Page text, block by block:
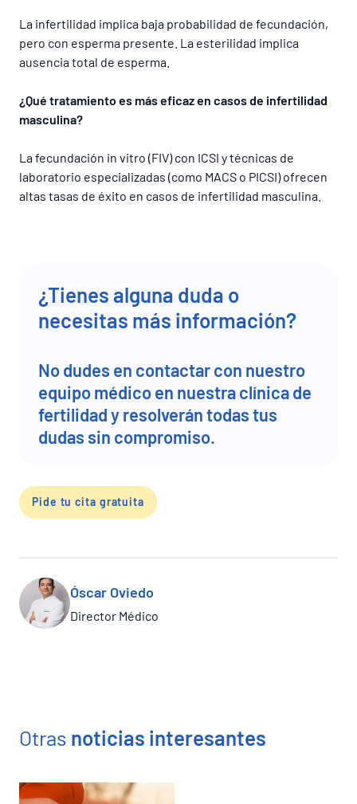
La infertilidad implica baja probabilidad de fecundación,
pero con esperma presente. La esterilidad implica
ausencia total de esperma.
¿Qué tratamiento es más eficaz en casos de infertilidad
masculina?
La fecundación in vitro (FIV) con ICSI y técnicas de
laboratorio especializadas (como MACS o PICSI) ofrecen
altas tasas de éxito en casos de infertilidad masculina.
¿Tienes alguna duda o
necesitas más información?
No dudes en contactar con nuestro
equipo médico en nuestra clínica de
fertilidad y resolverán todas tus
dudas sin compromiso.
Pide tu cita gratuita
Óscar Oviedo
Director Médico
Otras noticias interesantes